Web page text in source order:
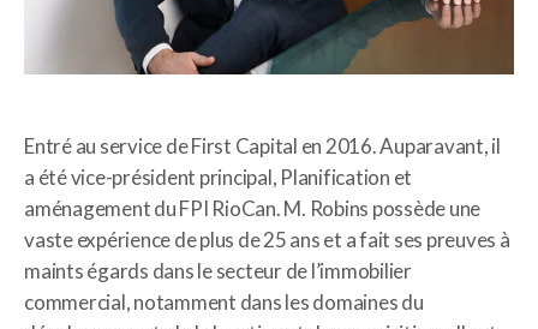
Entré au service de First Capital en 2016. Auparavant, il
a été vice-président principal, Planification et
aménagement du FPI RioCan. M. Robins possède une
vaste expérience de plus de 25 ans et a fait ses preuves à
maints égards dans le secteur de l’immobilier
commercial, notamment dans les domaines du